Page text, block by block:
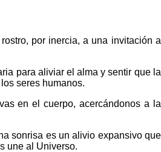
por inercia, a una invitación a
para aliviar el alma y sentir que la
seres humanos.
en el cuerpo, acercándonos a la
sonrisa es un alivio expansivo que
une al Universo.